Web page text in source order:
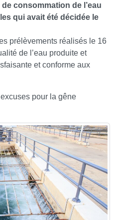
consommation de l’eau
qui avait été décidée le
prélèvements réalisés le 16
de l’eau produite et
et conforme aux
pour la gêne